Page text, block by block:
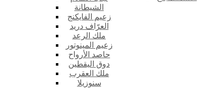
الشيطانة
زعيم الفايكنج
العرّاف دريد
ملك الرعد
زعيم المينوتور
حاصد الأرواح
دوق اليقطين
ملك العقرب
سنوزيلا